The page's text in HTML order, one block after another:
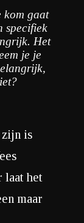
kom gaat
specifiek
Het
je je
is
laat het
maar